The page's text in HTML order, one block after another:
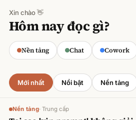
Xin chào 👋
Hôm nay đọc gì?
Nền tảng Chat Cowork
CODE
Claude cho Sales: Dự
chính xác
Minh Tuấn ·800 lượt xem
Mới nhất Nổi bật Nền tảng
Nền tảng· Trung cấp